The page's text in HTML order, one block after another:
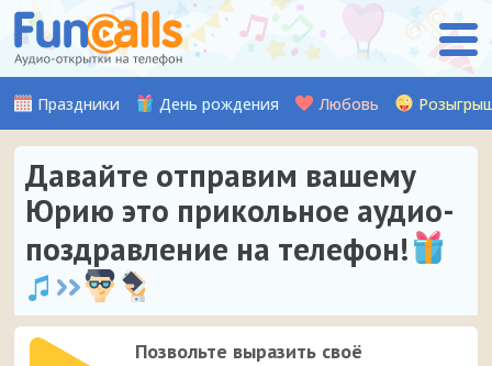
Праздники День рождения Любовь
Давайте отправим вашему
Юрию это прикольное аудио-
поздравление на телефон!
Позвольте выразить своё